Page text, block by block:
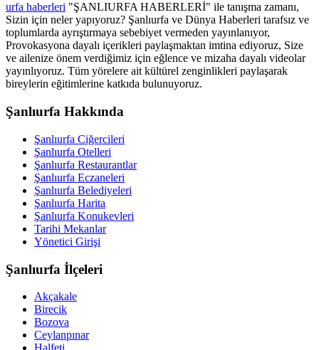
urfa haberleri "ŞANLIURFA HABERLERİ" ile tanışma zamanı,
Sizin için neler yapıyoruz? Şanlıurfa ve Dünya Haberleri tarafsız ve
toplumlarda ayrıştırmaya sebebiyet vermeden yayınlanıyor,
Provokasyona dayalı içerikleri paylaşmaktan imtina ediyoruz, Size
ve ailenize önem verdiğimiz için eğlence ve mizaha dayalı videolar
yayınlıyoruz. Tüm yörelere ait kültürel zenginlikleri paylaşarak
bireylerin eğitimlerine katkıda bulunuyoruz.
Şanlıurfa Hakkında
Şanlıurfa Ciğercileri
Şanlıurfa Otelleri
Şanlıurfa Restaurantlar
Şanlıurfa Eczaneleri
Şanlıurfa Belediyeleri
Şanlıurfa Harita
Şanlıurfa Konukevleri
Tarihi Mekanlar
Yönetici Girişi
Şanlıurfa İlçeleri
Akçakale
Birecik
Bozova
Ceylanpınar